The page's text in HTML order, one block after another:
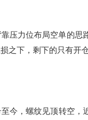
力位布局空单的思
之下，剩下的只有开
，螺纹见顶转空，